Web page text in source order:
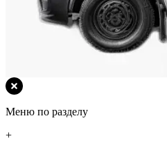
Меню по разделу
+